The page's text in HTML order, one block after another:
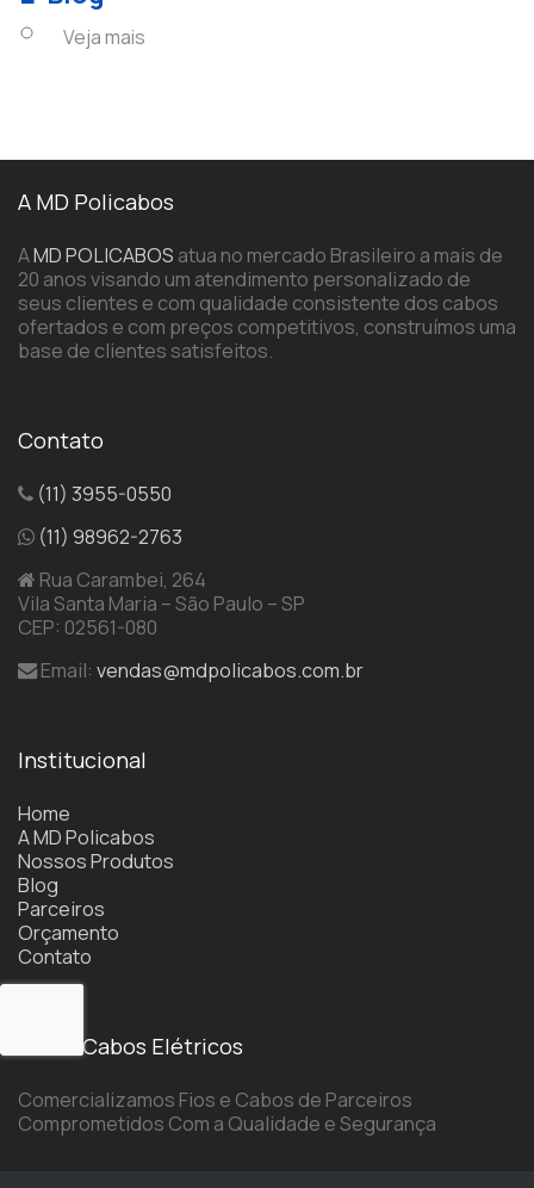
Veja mais
A MD Policabos
AMD POLICABOS atua no mercado Brasileiro a mais de
20 anos visando um atendimento personalizado de
seus clientes e com qualidade consistente dos cabos
ofertados e com preços competitivos, construímos uma
base de clientes satisfeitos.
Contato
(11) 3955-0550
(11) 98962-2763
Rua Carambei, 264
Vila Santa Maria – São Paulo – SP
CEP: 02561-080
Email: vendas@mdpolicabos.com.br
Institucional
Home
A MD Policabos
Nossos Produtos
Blog
Parceiros
Orçamento
Contato
Fios e Cabos Elétricos
Comercializamos Fios e Cabos de Parceiros
Comprometidos Com a Qualidade e Segurança